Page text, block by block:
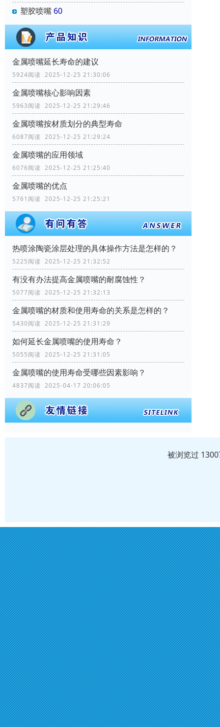
塑胶喷嘴 60
金属喷嘴延长寿命的建议
5924阅读 2025-12-25 21:30:06
金属喷嘴核心影响因素
5963阅读 2025-12-25 21:29:46
金属喷嘴按材质划分的典型寿命
6087阅读 2025-12-25 21:29:24
金属喷嘴的应用领域
6076阅读 2025-12-25 21:25:40
金属喷嘴的优点
5761阅读 2025-12-25 21:25:21
热喷涂陶瓷涂层处理的具体操作方法是怎样的？
5225阅读 2025-12-25 21:32:52
有没有办法提高金属喷嘴的耐腐蚀性？
5077阅读 2025-12-25 21:32:13
金属喷嘴的材质和使用寿命的关系是怎样的？
5430阅读 2025-12-25 21:31:29
如何延长金属喷嘴的使用寿命？
5055阅读 2025-12-25 21:31:05
金属喷嘴的使用寿命受哪些因素影响？
4837阅读 2025-04-17 20:06:05
被浏览过